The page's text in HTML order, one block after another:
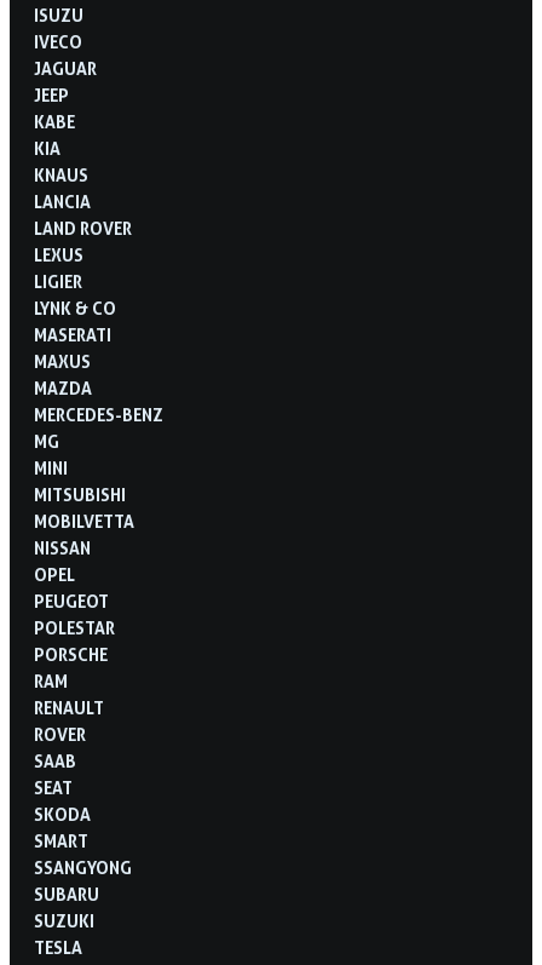
ISUZU
IVECO
JAGUAR
JEEP
KABE
KIA
KNAUS
LANCIA
LAND ROVER
LEXUS
LIGIER
LYNK & CO
MASERATI
MAXUS
MAZDA
MERCEDES-BENZ
MG
MINI
MITSUBISHI
MOBILVETTA
NISSAN
OPEL
PEUGEOT
POLESTAR
PORSCHE
RAM
RENAULT
ROVER
SAAB
SEAT
SKODA
SMART
SSANGYONG
SUBARU
SUZUKI
TESLA